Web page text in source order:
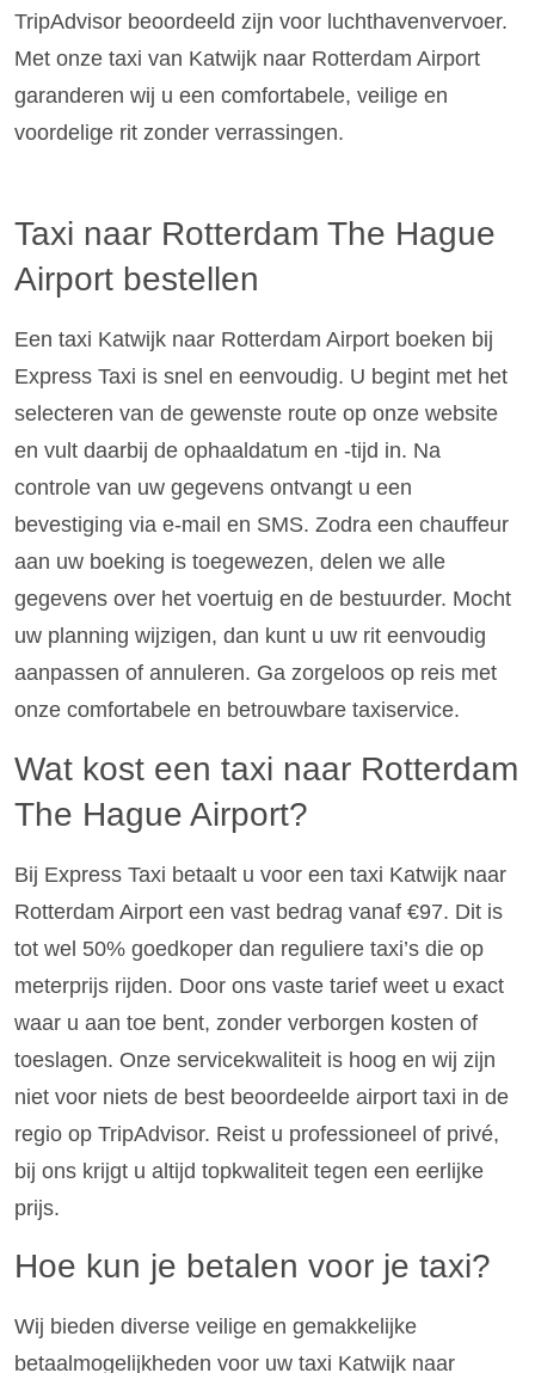
TripAdvisor beoordeeld zijn voor luchthavenvervoer.
Met onze taxi van Katwijk naar Rotterdam Airport
garanderen wij u een comfortabele, veilige en
voordelige rit zonder verrassingen.
Taxi naar Rotterdam The Hague
Airport bestellen
Een taxi Katwijk naar Rotterdam Airport boeken bij
Express Taxi is snel en eenvoudig. U begint met het
selecteren van de gewenste route op onze website
en vult daarbij de ophaaldatum en -tijd in. Na
controle van uw gegevens ontvangt u een
bevestiging via e-mail en SMS. Zodra een chauffeur
aan uw boeking is toegewezen, delen we alle
gegevens over het voertuig en de bestuurder. Mocht
uw planning wijzigen, dan kunt u uw rit eenvoudig
aanpassen of annuleren. Ga zorgeloos op reis met
onze comfortabele en betrouwbare taxiservice.
Wat kost een taxi naar Rotterdam
The Hague Airport?
Bij Express Taxi betaalt u voor een taxi Katwijk naar
Rotterdam Airport een vast bedrag vanaf €97. Dit is
tot wel 50% goedkoper dan reguliere taxi’s die op
meterprijs rijden. Door ons vaste tarief weet u exact
waar u aan toe bent, zonder verborgen kosten of
toeslagen. Onze servicekwaliteit is hoog en wij zijn
niet voor niets de best beoordeelde airport taxi in de
regio op TripAdvisor. Reist u professioneel of privé,
bij ons krijgt u altijd topkwaliteit tegen een eerlijke
prijs.
Hoe kun je betalen voor je taxi?
Wij bieden diverse veilige en gemakkelijke
betaalmogelijkheden voor uw taxi Katwijk naar